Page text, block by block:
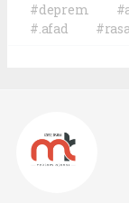
#deprem
#.afad